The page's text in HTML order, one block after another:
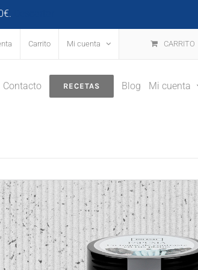
Carrito Mi cuenta CARRITO
Contacto RECETAS Blog Mi cuenta